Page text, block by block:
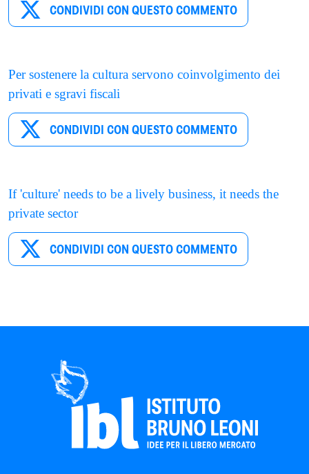
CONDIVIDI CON QUESTO COMMENTO
Per sostenere la cultura servono coinvolgimento dei
privati e sgravi fiscali
CONDIVIDI CON QUESTO COMMENTO
If 'culture' needs to be a lively business, it needs the
private sector
CONDIVIDI CON QUESTO COMMENTO